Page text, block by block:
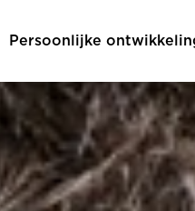
Persoonlijke